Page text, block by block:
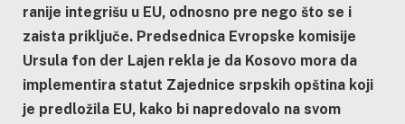
ranije integrišu u EU, odnosno pre nego što se i
zaista priključe. Predsednica Evropske komisije
Ursula fon der Lajen rekla je da Kosovo mora da
implementira statut Zajednice srpskih opština koji
je predložila EU, kako bi napredovalo na svom